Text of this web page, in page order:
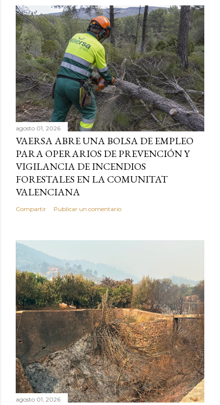
agosto 01, 2026
VAERSA ABRE UNA BOLSA DE EMPLEO
PARA OPERARIOS DE PREVENCIÓN Y
VIGILANCIA DE INCENDIOS
FORESTALES EN LA COMUNITAT
VALENCIANA
Compartir Publicar un comentario
agosto 01, 2026